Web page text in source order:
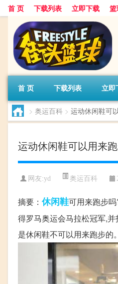
首 页 下载列表 立即下载
首 页 下载列表 立即
> 奥运百科 > 运动休闲鞋可
运动休闲鞋可以用来
网友:yd 奥运百科
摘要： 休闲鞋可用来跑步
得罗马奥运会马拉松冠军,
是休闲鞋不可以用来跑步的